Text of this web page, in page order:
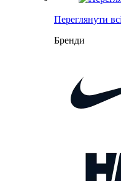
Переглянути
Бренди